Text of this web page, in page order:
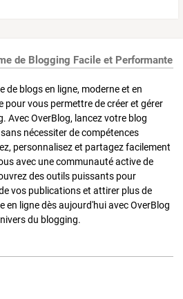
de Blogging Facile et Performante
de blogs en ligne, moderne et en
vous permettre de créer et gérer
Avec OverBlog, lancez votre blog
nécessiter de compétences
personnalisez et partagez facilement
avec une communauté active de
des outils puissants pour
vos publications et attirer plus de
en ligne dès aujourd'hui avec OverBlog
du blogging.